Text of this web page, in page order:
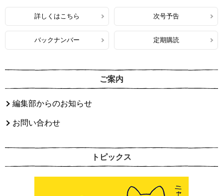
詳しくはこちら 次号予告
バックナンバー 定期購読
ご案内
編集部からのお知らせ
お問い合わせ
トピックス